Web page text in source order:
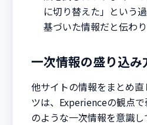
に切り替えた」という
基づいた情報だと伝わ
一次情報の盛り込み
他サイトの情報をまとめ
ツは、Experienceの観点
のような一次情報を意識し